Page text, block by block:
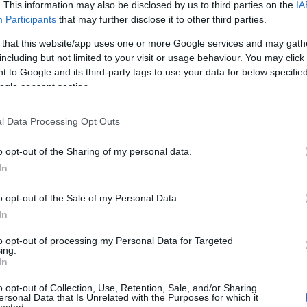
This information may also be disclosed by us to third parties on the
Participants that may further disclose it to other third parties.
that this website/app uses one or more Google services and may
but not limited to your visit or usage behaviour. You may
to Google and its third-party tags to use your data for below
consent section.
Data Processing Opt Outs
opt-out of the Sharing of my personal data.
opt-out of the Sale of my Personal Data.
opt-out of processing my Personal Data for Targeted
opt-out of Collection, Use, Retention, Sale, and/or Sharing
Data that Is Unrelated with the Purposes for which it
A
A